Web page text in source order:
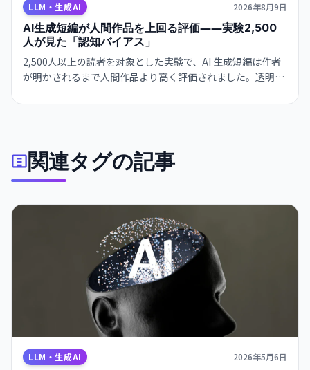
LLM・生成AI 2026年8月9日
AI生成短編が人間作品を上回る評価――実験2,500
人が見た「認知バイアス」
2,500人以上の読者を対象とした実験で、AI 生成短編は作者
が明かされるまで人間作品より高く評価されました。透明性
関連タグの記事
LLM・生成AI 2026年5月6日